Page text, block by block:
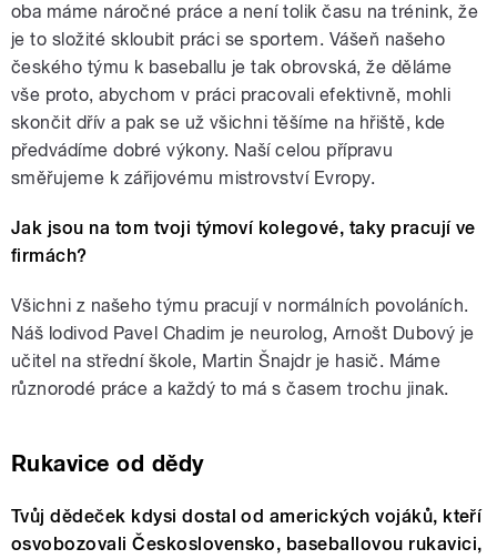
oba máme náročné práce a není tolik času na trénink, že
je to složité skloubit práci se sportem. Vášeň našeho
českého týmu k baseballu je tak obrovská, že děláme
vše proto, abychom v práci pracovali efektivně, mohli
skončit dřív a pak se už všichni těšíme na hřiště, kde
předvádíme dobré výkony. Naší celou přípravu
směřujeme k zářijovému mistrovství Evropy.
Jak jsou na tom tvoji týmoví kolegové, taky pracují ve
firmách?
Všichni z našeho týmu pracují v normálních povoláních.
Náš lodivod Pavel Chadim je neurolog, Arnošt Dubový je
učitel na střední škole, Martin Šnajdr je hasič. Máme
různorodé práce a každý to má s časem trochu jinak.
Rukavice od dědy
Tvůj dědeček kdysi dostal od amerických vojáků, kteří
osvobozovali Československo, baseballovou rukavici,